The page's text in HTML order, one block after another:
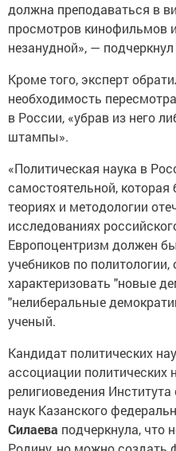
должна преподаваться в
просмотров кинофильмов
незанудной», —
Кроме того, эксперт
необходимость
в России, «убрав из него
штампы».
«Политическая наука в
самостоятельной, которая
теориях и методологии
исследованиях
Европоцентризм должен
учебников по
характеризовать "новые
"нелиберальные
ученый.
Кандидат политических
ассоциации политических
религиоведения
наук Казанского
Силаева подчеркнула, что